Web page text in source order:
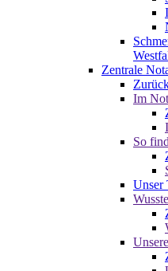
Zentrale
Im
So
Unser